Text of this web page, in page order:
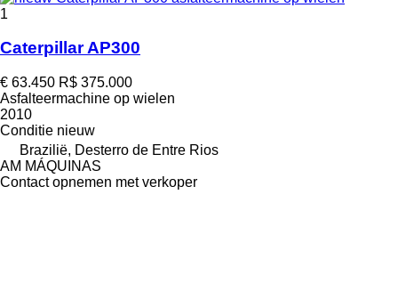
1
Caterpillar AP300
€ 63.450 R$ 375.000
Asfalteermachine op wielen
2010
Conditie nieuw
Brazilië, Desterro de Entre Rios
AM MÁQUINAS
Contact opnemen met verkoper